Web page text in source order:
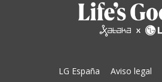
LG España Aviso legal